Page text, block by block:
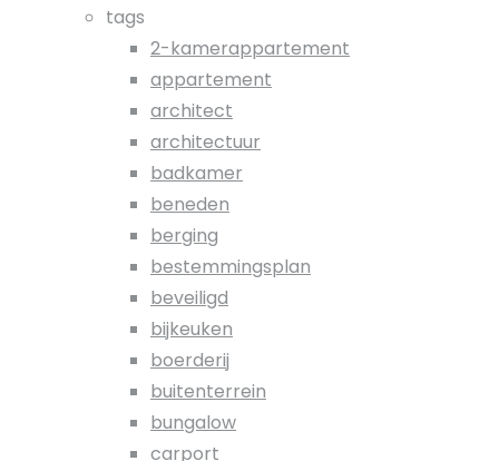
tags
2-kamerappartement
appartement
architect
architectuur
badkamer
beneden
berging
bestemmingsplan
beveiligd
bijkeuken
boerderij
buitenterrein
bungalow
carport